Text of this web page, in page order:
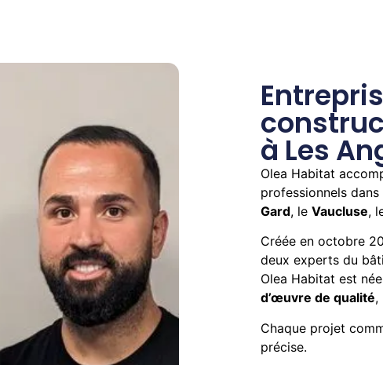
à Les
Olea Habitat
professionnels
Gard, le Vaucluse,
Créée en octobre
deux experts du
Olea Habitat est
d’œuvre de qualité,
Chaque projet
précise.